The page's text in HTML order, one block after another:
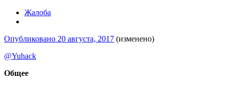
Жалоба
Опубликовано 20 августа, 2017 (изменено)
@Yuhack
Общее